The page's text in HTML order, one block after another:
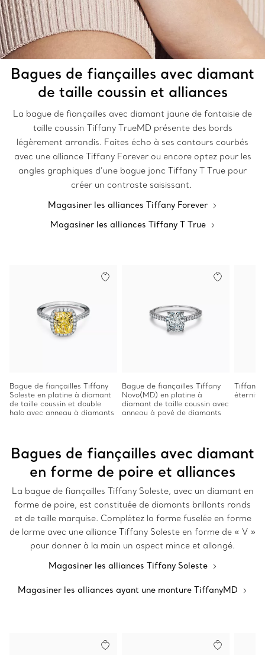
Bagues de fiançailles avec diamant
de taille coussin et alliances
La bague de fiançailles avec diamant jaune de fantaisie de
taille coussin Tiffany TrueMD présente des bords
légèrement arrondis. Faites écho à ses contours courbés
avec une alliance Tiffany Forever ou encore optez pour les
angles graphiques d’une bague jonc Tiffany T True pour
créer un contraste saisissant.
Magasiner les alliances Tiffany Forever
Magasiner les alliances Tiffany T True
Bague de fiançailles Tiffany
Soleste en platine à diamant
de taille coussin et double
halo avec anneau à diamants
Bague de fiançailles Tiffany
Novo(MD) en platine à
diamant de taille coussin avec
anneau à pavé de diamants
Tiffany
éternité
Bagues de fiançailles avec diamant
en forme de poire et alliances
La bague de fiançailles Tiffany Soleste, avec un diamant en
forme de poire, est constituée de diamants brillants ronds
et de taille marquise. Complétez la forme fuselée en forme
de larme avec une alliance Tiffany Soleste en forme de « V »
pour donner à la main un aspect mince et allongé.
Magasiner les alliances Tiffany Soleste
Magasiner les alliances ayant une monture TiffanyMD